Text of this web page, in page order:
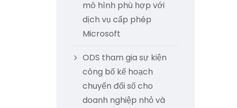
mô hình phù hợp với
dịch vụ cấp phép
Microsoft
ODS tham gia sự kiện
công bố kế hoạch
chuyển đổi số cho
doanh nghiệp nhỏ và